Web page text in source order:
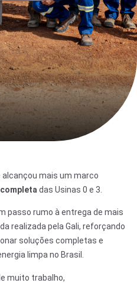
alcançou mais um marco
das Usinas 0 e 3.
passo rumo à entrega de mais
realizada pela Gali, reforçando
soluções completas e
limpa no Brasil.
muito trabalho,